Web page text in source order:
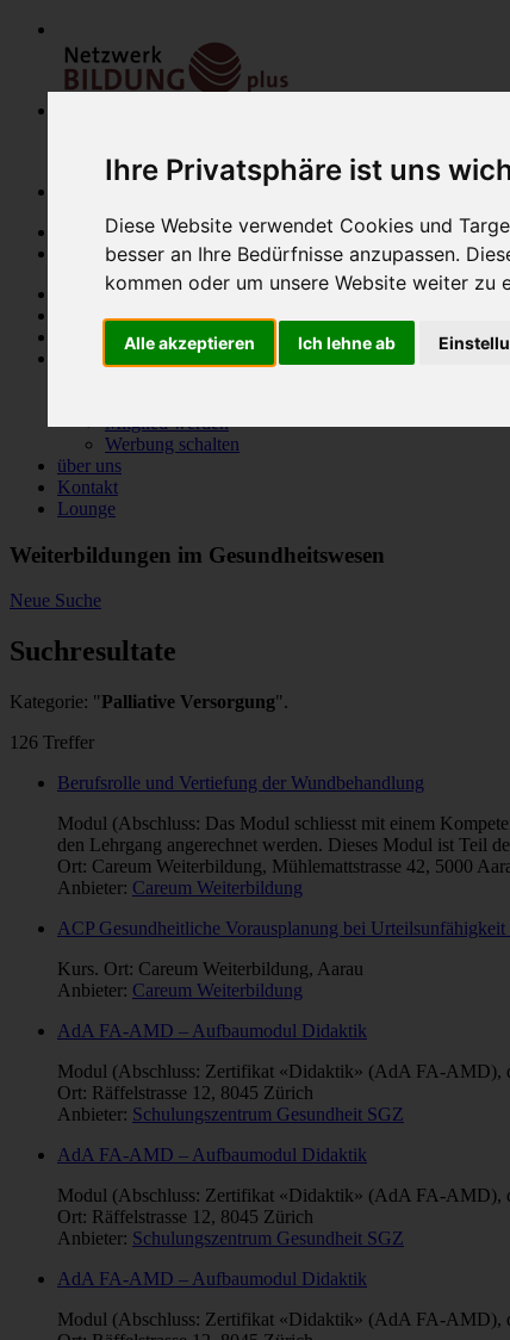
Ihre Privatsphäre ist uns
Diese Website verwendet Cookies und
besser an Ihre Bedürfnisse anzupassen.
kommen oder um unsere Website weiter zu
Alle akzeptieren Ich lehne ab
Modulfinder
Veranstaltungen
Netzwerk
Mitglied werden
Werbung schalten
über uns
Kontakt
Lounge
Weiterbildungen im Gesundheitswesen
Neue Suche
Suchresultate
Kategorie: "Palliative Versorgung".
126 Treffer
Berufsrolle und Vertiefung der Wundbehandlung
Modul (Abschluss: Das Modul schliesst mit einem
den Lehrgang angerechnet werden. Dieses Modul ist Teil
Ort: Careum Weiterbildung, Mühlemattstrasse 42, 5000
Anbieter: Careum Weiterbildung
ACP Gesundheitliche Vorausplanung bei
Kurs. Ort: Careum Weiterbildung, Aarau
Anbieter: Careum Weiterbildung
AdA FA-AMD – Aufbaumodul Didaktik
Modul (Abschluss: Zertifikat «Didaktik» (AdA FA-AMD),
Ort: Räffelstrasse 12, 8045 Zürich
Anbieter: Schulungszentrum Gesundheit SGZ
AdA FA-AMD – Aufbaumodul Didaktik
Modul (Abschluss: Zertifikat «Didaktik» (AdA FA-AMD),
Ort: Räffelstrasse 12, 8045 Zürich
Anbieter: Schulungszentrum Gesundheit SGZ
AdA FA-AMD – Aufbaumodul Didaktik
Modul (Abschluss: Zertifikat «Didaktik» (AdA FA-AMD),